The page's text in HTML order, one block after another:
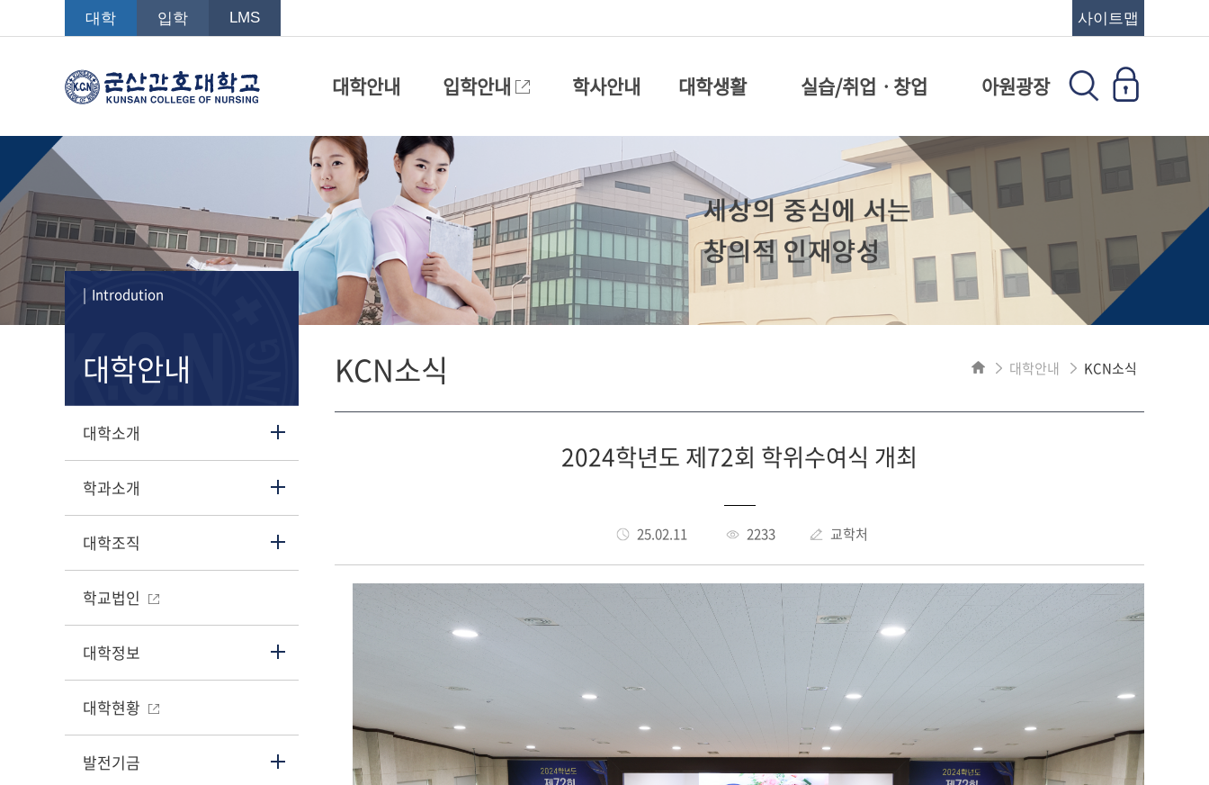
대학 입학 LMS 사이트맵
대학안내 입학안내 학사안내 대학생활 실습/취업ㆍ창업 아원광장
| Introdution
대학안내
대학소개
학과소개
대학조직
학교법인
대학정보
대학현황
발전기금
KCN소식 대학안내 KCN소식
2024학년도 제72회 학위수여식 개최
25.02.11 2233 교학처